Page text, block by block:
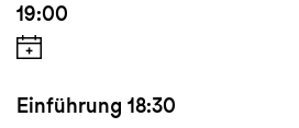
19:00
Einführung 18:30